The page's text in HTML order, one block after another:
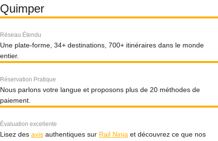
Quimper
Réseau Étendu
Une plate-forme, 34+ destinations, 700+ itinéraires dans le monde
entier.
Réservation Pratique
Nous parlons votre langue et proposons plus de 20 méthodes de
paiement.
Évaluation excellente
Lisez des avis authentiques sur Rail Ninja et découvrez ce que nos